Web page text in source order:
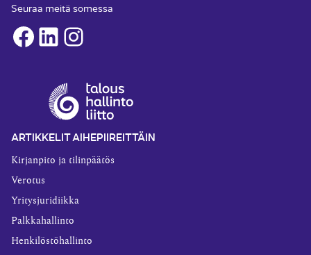
Seuraa meitä somessa
Facebook
LinkedInInstagram
ARTIKKELIT AIHEPIIREITTÄIN
Kirjanpito ja tilinpäätös
Verotus
Yritysjuridiikka
Palkkahallinto
Henkilöstöhallinto